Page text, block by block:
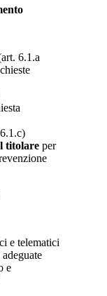
6.1.a
titolare per
e telematici
e